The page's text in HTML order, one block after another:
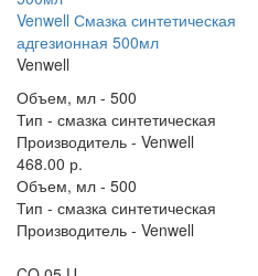
Venwell Смазка синтетическая
адгезионная 500мл
Venwell
Объем, мл - 500
Тип - смазка синтетическая
Производитель - Venwell
468.00 р.
Объем, мл - 500
Тип - смазка синтетическая
Производитель - Venwell